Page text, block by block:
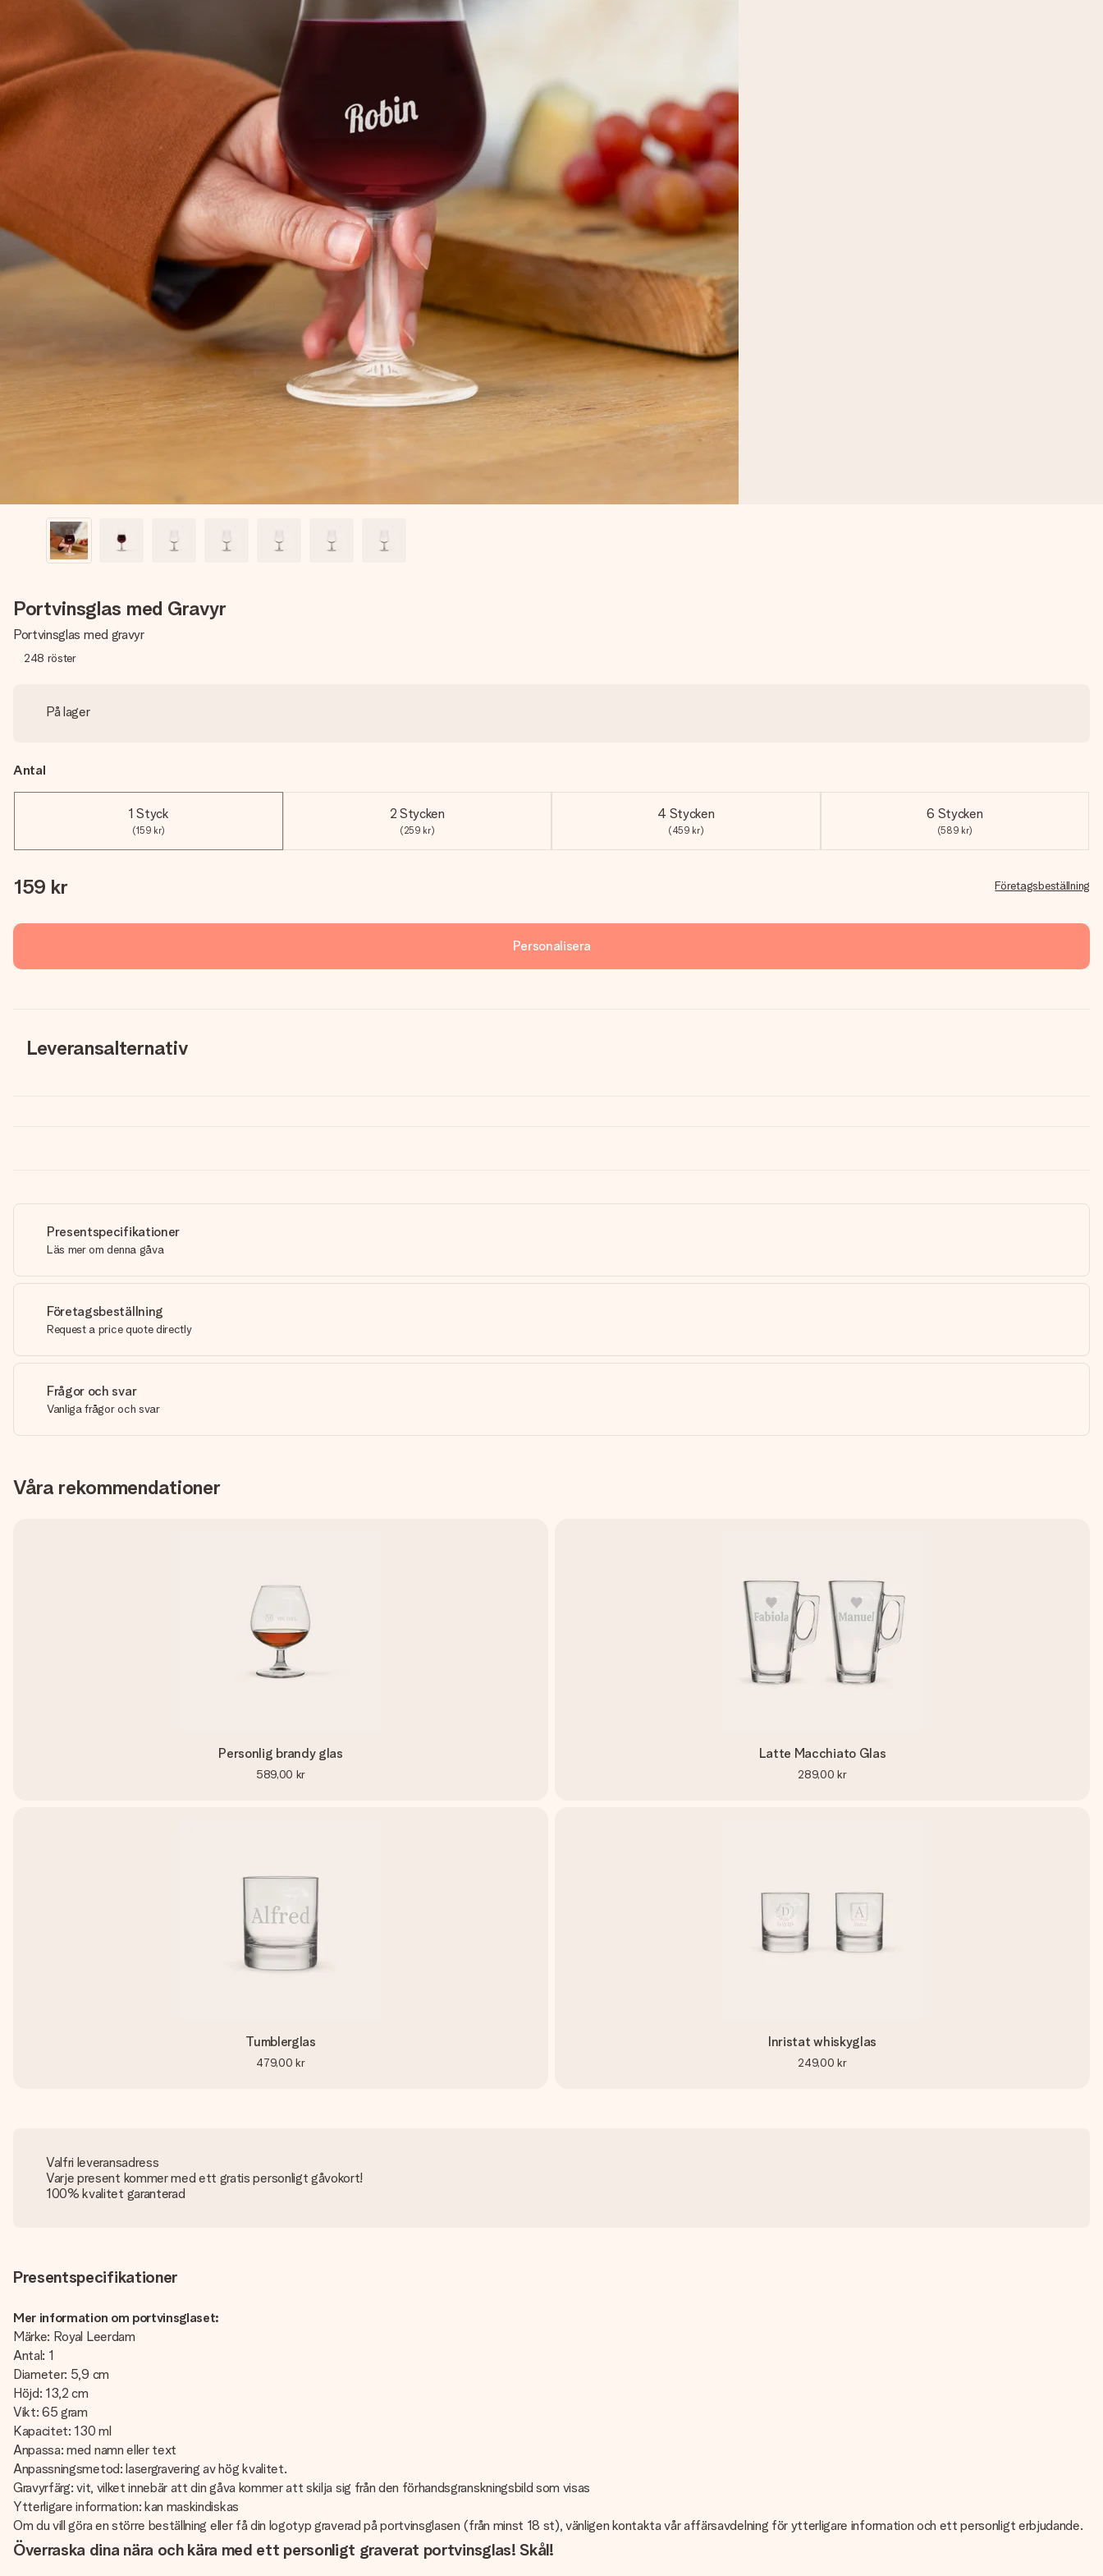
Portvinsglas med Gravyr
Portvinsglas med gravyr
248 röster
På lager
Antal
1 Styck
(159 kr)
2 Stycken
(259 kr)
4 Stycken
(459 kr)
6 Stycken
(589 kr)
159 kr Företagsbeställning
Personalisera
Leveransalternativ
Presentspecifikationer
Läs mer om denna gåva
Företagsbeställning
Request a price quote directly
Frågor och svar
Vanliga frågor och svar
Våra rekommendationer
Personlig brandy glas
589,00 kr
Latte Macchiato Glas
289,00 kr
Tumblerglas
479,00 kr
Inristat whiskyglas
249,00 kr
Valfri leveransadress
Varje present kommer med ett gratis personligt gåvokort!
100% kvalitet garanterad
Presentspecifikationer
Mer information om portvinsglaset:
Märke: Royal Leerdam
Antal: 1
Diameter: 5,9 cm
Höjd: 13,2 cm
Vikt: 65 gram
Kapacitet: 130 ml
Anpassa: med namn eller text
Anpassningsmetod: lasergravering av hög kvalitet.
Gravyrfärg: vit, vilket innebär att din gåva kommer att skilja sig från den förhandsgranskningsbild som visas
Ytterligare information: kan maskindiskas
Om du vill göra en större beställning eller få din logotyp graverad på portvinsglasen (från minst 18 st), vänligen kontakta vår affärsavdelning för ytterligare information och ett personligt erbjudande.
Överraska dina nära och kära med ett personligt graverat portvinsglas! Skål!